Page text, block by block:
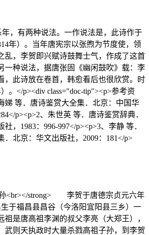
有两种说法。一作说法是，此诗作于
年）。当年唐宪宗以张煦为节度使，领
乱，李贺即兴赋诗鼓舞士气，作成了这首
一种说法，据唐张固《幽闲鼓吹》载：李
，此诗放在卷首，韩愈看后也很欣赏。时
。</p><div class="doc-tip"><p>参考资
娣 等．唐诗鉴赏大全集．北京：中国华
p><p>2、朱世英 等．唐诗鉴赏辞典．
社，1983：996-997</p><p>3、李静 等．
．北京：华文出版社，2009：181</p>
孙<br></strong> 李贺于唐德宗贞元六年
生于福昌县昌谷（今洛阳宜阳县三乡）一
祖是唐高祖李渊的叔父李亮（大郑王），
武则天执政时大量杀戮高祖子孙，到李贺